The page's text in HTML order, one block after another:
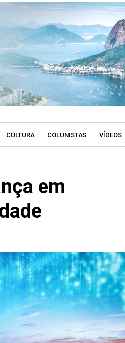
CULTURA COLUNISTAS VÍDEOS
em